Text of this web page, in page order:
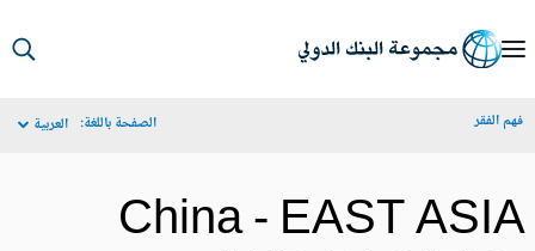
الفقر الصفحة باللغة: العربية
China - EAST